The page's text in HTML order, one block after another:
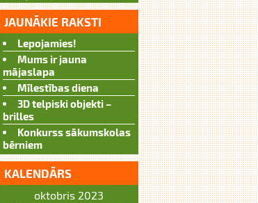
JAUNĀKIE RAKSTI
Lepojamies!
Mums ir jauna
mājaslapa
Mīlestības diena
3D telpiski objekti –
brilles
Konkurss sākumskolas
bērniem
KALENDĀRS
oktobris 2023